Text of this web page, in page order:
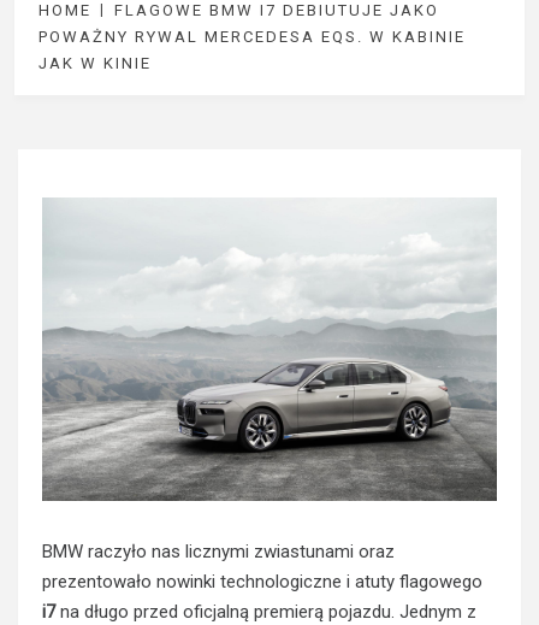
HOME
FLAGOWE BMW I7 DEBIUTUJE JAKO
POWAŻNY RYWAL MERCEDESA EQS. W KABINIE
JAK W KINIE
BMW raczyło nas licznymi zwiastunami oraz
prezentowało nowinki technologiczne i atuty flagowego
i7na długo przed oficjalną premierą pojazdu. Jednym z